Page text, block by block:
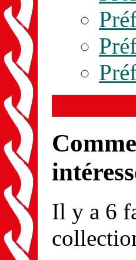
Il y a 6